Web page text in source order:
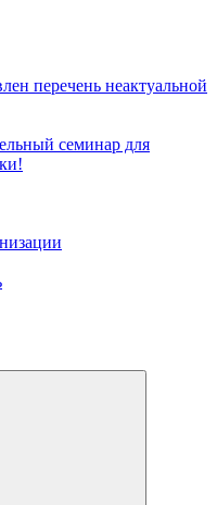
перечень неактуальной
семинар для